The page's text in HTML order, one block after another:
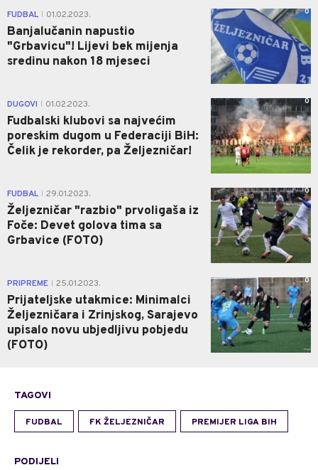
FUDBAL 01.02.2023.
Banjalučanin napustio
"Grbavicu"! Lijevi bek mijenja
sredinu nakon 18 mjeseci
0
DUGOVI 01.02.2023.
Fudbalski klubovi sa najvećim
poreskim dugom u Federaciji BiH:
Čelik je rekorder, pa Željezničar!
0
FUDBAL 29.01.2023.
Željezničar "razbio" prvoligaša iz
Foče: Devet golova tima sa
Grbavice (FOTO)
0
PRIPREME 25.01.2023.
Prijateljske utakmice: Minimalci
Željezničara i Zrinjskog, Sarajevo
upisalo novu ubjedljivu pobjedu
(FOTO)
0
TAGOVI
FUDBAL FK ŽELJEZNIČAR PREMIJER LIGA BIH
PODIJELI